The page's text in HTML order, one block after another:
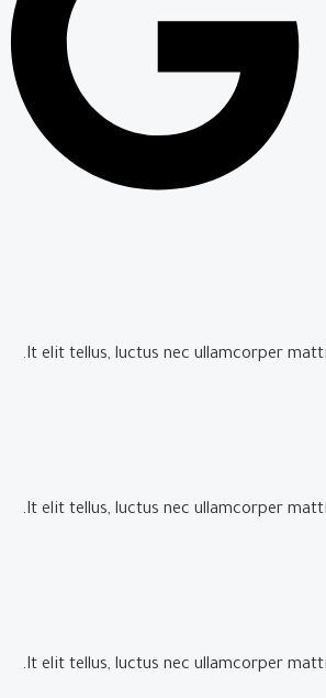
It elit tellus, luctus nec ullamcorper
It elit tellus, luctus nec ullamcorper
It elit tellus, luctus nec ullamcorper